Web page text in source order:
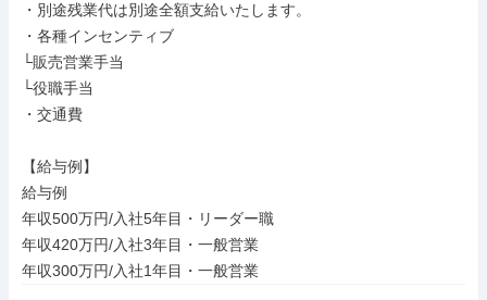
・別途残業代は別途全額支給いたします。
・各種インセンティブ
└販売営業手当
└役職手当
・交通費
【給与例】
給与例
年収500万円/入社5年目・リーダー職
年収420万円/入社3年目・一般営業
年収300万円/入社1年目・一般営業